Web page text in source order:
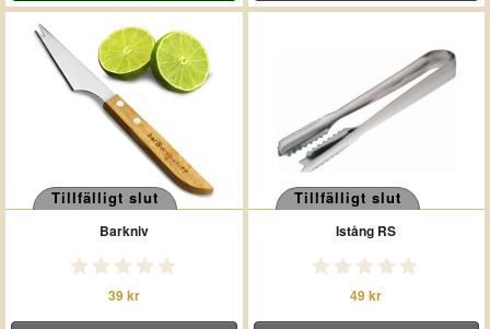
Tillfälligt slut
Barkniv
39 kr
Tillfälligt slut
Istång RS
49 kr